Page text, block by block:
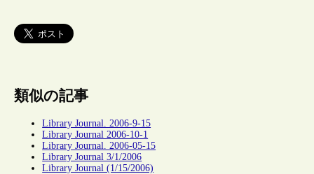
類似の記事
Library Journal. 2006-9-15
Library Journal 2006-10-1
Library Journal. 2006-05-15
Library Journal 3/1/2006
Library Journal (1/15/2006)